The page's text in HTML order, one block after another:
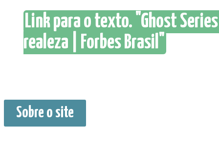
Link para o texto. "Ghost
realeza | Forbes Brasil"
Sobre o site